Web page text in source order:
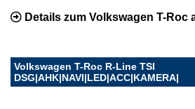
Details zum Volkswagen T-Roc
Volkswagen T-Roc R-Line TSI
DSG|AHK|NAVI|LED|ACC|KAMERA|